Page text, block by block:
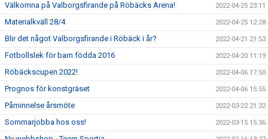
Välkomna på Valborgsfirande på Röbäcks Arena! 2022-04-25 23:11
Materialkväll 28/4 2022-04-25 12:28
Blir det något Valborgsfirande i Röbäck i år? 2022-04-21 21:53
Fotbollslek för barn födda 2016 2022-04-20 11:19
Röbäckscupen 2022! 2022-04-06 17:50
Prognos för konstgräset 2022-04-06 15:55
Påminnelse årsmöte 2022-03-22 21:32
Sommarjobba hos oss! 2022-03-15 15:36